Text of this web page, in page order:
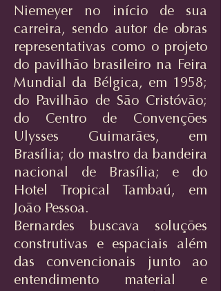
Niemeyer no início de sua
carreira, sendo autor de obras
representativas como o projeto
do pavilhão brasileiro na Feira
Mundial da Bélgica, em 1958;
do Pavilhão de São Cristóvão;
do Centro de Convenções
Ulysses Guimarães, em
Brasília; do mastro da bandeira
nacional de Brasília; e do
Hotel Tropical Tambaú, em
João Pessoa.
Bernardes buscava soluções
construtivas e espaciais além
das convencionais junto ao
entendimento material e